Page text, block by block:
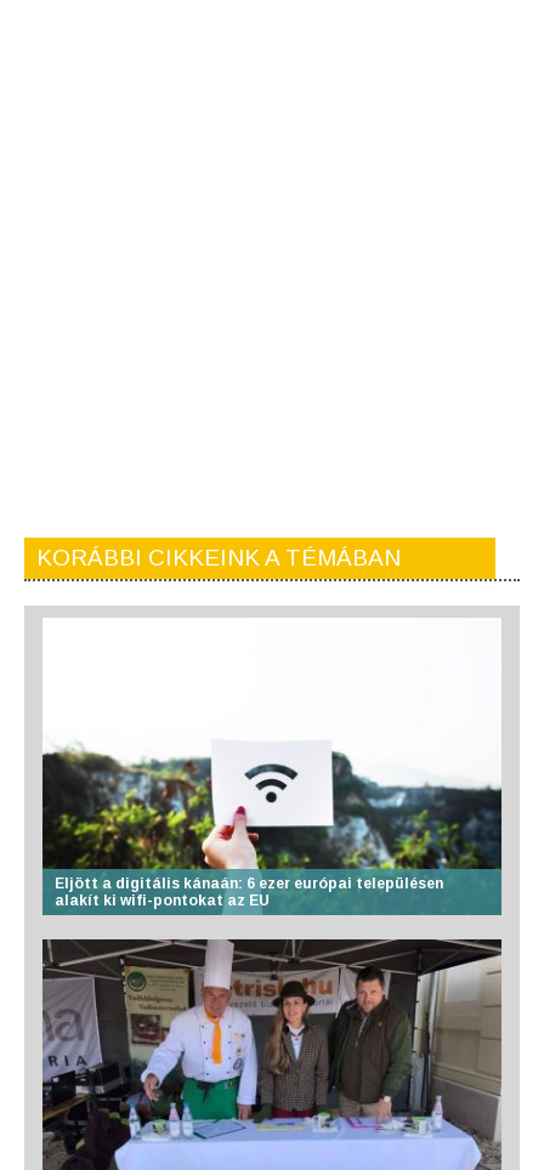
KORÁBBI CIKKEINK A TÉMÁBAN
Eljött a digitális kánaán: 6 ezer európai településen
alakít ki wifi-pontokat az EU